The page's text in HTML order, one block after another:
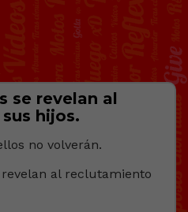
se revelan al
hijos.
no volverán.